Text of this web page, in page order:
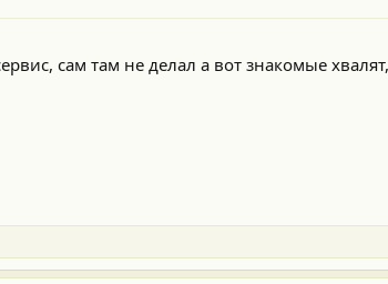
сам там не делал а вот знакомые